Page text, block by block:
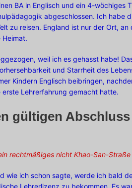
BA in Englisch und ein 4-wöchiges
abgeschlossen. Ich habe
zu reisen. England ist nur der Ort, an
weil ich es gehasst habe!
und Starrheit des
Kindern Englisch beibringen,
erste Lehrerfahrung gemacht hatte.
gültigen
rechtmäßiges nicht Khao-San-Straße
wie ich schon sagte, werde ich bald
Lehrerlizenz zu bekommen. Es